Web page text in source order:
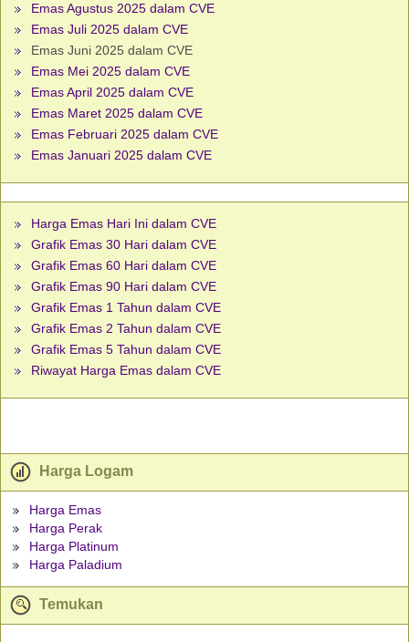
Emas Agustus 2025 dalam CVE
Emas Juli 2025 dalam CVE
Emas Juni 2025 dalam CVE
Emas Mei 2025 dalam CVE
Emas April 2025 dalam CVE
Emas Maret 2025 dalam CVE
Emas Februari 2025 dalam CVE
Emas Januari 2025 dalam CVE
Harga Emas Hari Ini dalam CVE
Grafik Emas 30 Hari dalam CVE
Grafik Emas 60 Hari dalam CVE
Grafik Emas 90 Hari dalam CVE
Grafik Emas 1 Tahun dalam CVE
Grafik Emas 2 Tahun dalam CVE
Grafik Emas 5 Tahun dalam CVE
Riwayat Harga Emas dalam CVE
Harga Logam
Harga Emas
Harga Perak
Harga Platinum
Harga Paladium
Temukan